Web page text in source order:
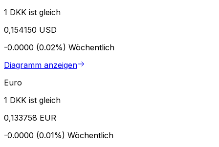
1 DKK ist gleich
0,154150 USD
-0.0000 (0.02%) Wöchentlich
Diagramm anzeigen
Euro
1 DKK ist gleich
0,133758 EUR
-0.0000 (0.01%) Wöchentlich